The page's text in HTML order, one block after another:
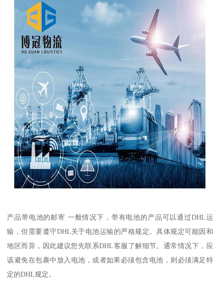
产品带电池的邮寄 一般情况下，带有电池的产品可以通过DHL运
输，但需要遵守DHL关于电池运输的严格规定。具体规定可能因和
地区而异，因此建议您先联系DHL客服了解细节。通常情况下，应
该避免在包裹中放入电池，或者如果必须包含电池，则必须满足特
定的DHL规定。